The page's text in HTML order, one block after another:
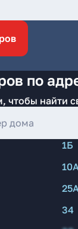
по
чтобы найти
1Б
34